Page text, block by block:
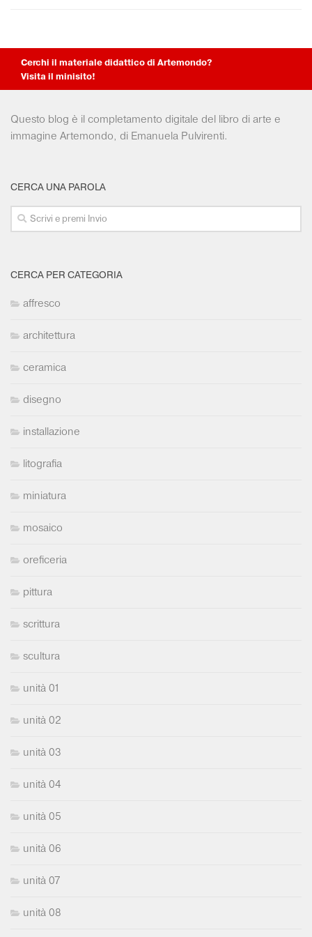
Instagram
Instagram scuola
Mail
Cerchi il materiale didattico di Artemondo?
Visita il minisito!
Questo blog è il completamento digitale del libro di arte e
immagine Artemondo, di Emanuela Pulvirenti.
CERCA UNA PAROLA
CERCA PER CATEGORIA
affresco
architettura
ceramica
disegno
installazione
litografia
miniatura
mosaico
oreficeria
pittura
scrittura
scultura
unità 01
unità 02
unità 03
unità 04
unità 05
unità 06
unità 07
unità 08